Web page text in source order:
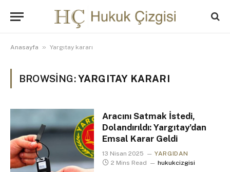
Anasayfa » Yargıtay kararı
BROWSING:YARGITAY KARARI
Aracını Satmak İstedi,
Dolandırıldı: Yargıtay’dan
Emsal Karar Geldi
13 Nisan 2025
YARGIDAN
2 Mins Read
hukukcizgisi